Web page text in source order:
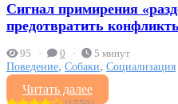
Сигнал примирения
предотвратить
95 0 5 минут
Поведение, Собаки, Социализация
Читать далее